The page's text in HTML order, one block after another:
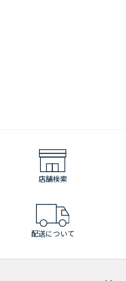
店舗検索
配送について